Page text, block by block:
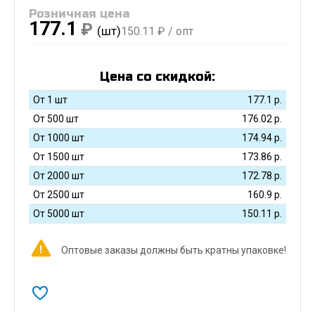
Розничная цена
177.1 ₽ (шт)150.11 ₽ / опт
Цена со скидкой:
От 1 шт 177.1 р.
От 500 шт
176.02 р.
От 1000 шт
174.94р.
От 1500 шт
173.86 р.
От 2000 шт
172.78 р.
От 2500 шт
160.9 р.
От 5000 шт
150.11 р.
Оптовые заказы должны быть кратны упаковке!